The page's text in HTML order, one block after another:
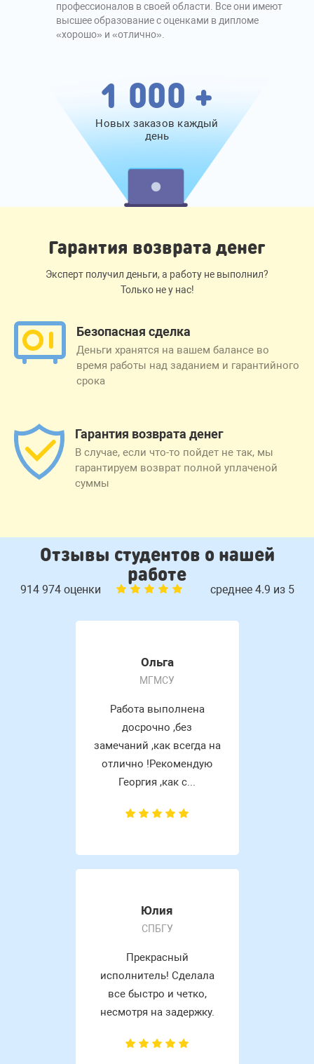
профессионалов в своей области. Все они имеют
высшее образование с оценками в дипломе
«хорошо» и «отлично».
1 000 +
Новых заказов каждый
день
Гарантия возврата денег
Эксперт получил деньги, а работу не выполнил?
Только не у нас!
Безопасная сделка
Деньги хранятся на вашем балансе во
время работы над заданием и гарантийного
срока
Гарантия возврата денег
В случае, если что-то пойдет не так, мы
гарантируем возврат полной уплаченой
суммы
Отзывы студентов о нашей
работе
914 974 оценки среднее 4.9 из 5
Ольга
МГМСУ
Работа выполнена
досрочно ,без
замечаний ,как всегда на
отлично !Рекомендую
Георгия ,как с...
Юлия
СПБГУ
Прекрасный
исполнитель! Сделала
все быстро и четко,
несмотря на задержку.